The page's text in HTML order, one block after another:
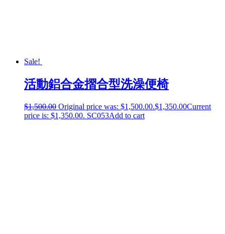
Sale!
活動鋁合金摺合型洗澡便椅
$1,500.00 Original price was: $1,500.00.$1,350.00Current
price is: $1,350.00. SC053Add to cart